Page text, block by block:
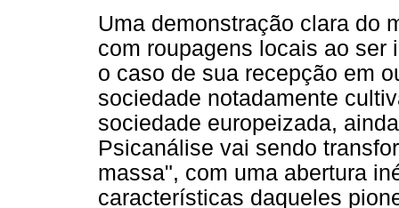
Uma demonstração clara do
com roupagens locais ao ser
o caso de sua recepção em
sociedade notadamente
sociedade europeizada,
Psicanálise vai sendo
massa", com uma abertura
características daqueles